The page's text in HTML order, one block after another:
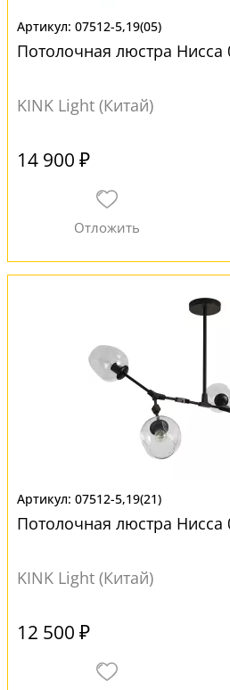
07512-5,19(05)
Потолочная люстра Нисса
KINK Light (Китай)
14 900 ₽
07512-5,19(21)
Потолочная люстра Нисса
KINK Light (Китай)
12 500 ₽